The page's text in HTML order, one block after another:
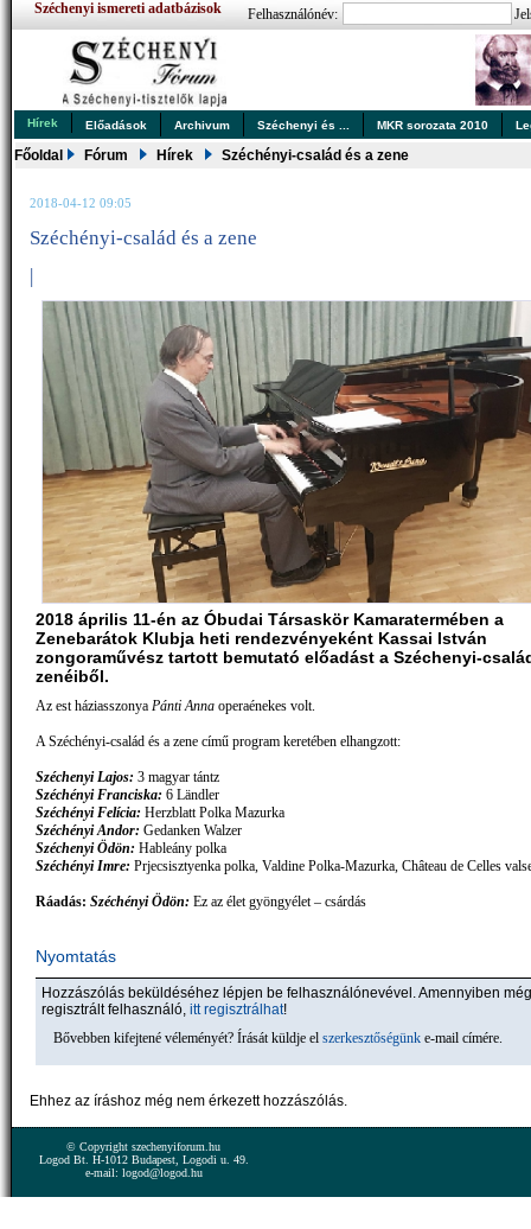
Széchenyi ismereti adatbázisok Felhasználónév:
Hírek Előadások Archivum Széchenyi és ... MKR sorozata 2010
Főoldal Fórum Hírek Széchényi-család és a zene
2018-04-12 09:05
Széchényi-család és a zene
|
2018 április 11-én az Óbudai Társaskör Kamaratermében a
Zenebarátok Klubja heti rendezvényeként Kassai István
zongoraművész tartott bemutató előadást a Széchenyi-
zenéiből.
Az est háziasszonya Pánti Anna operaénekes volt.
A Széchényi-család és a zene című program keretében elhangzott:
Széchenyi Lajos: 3 magyar tántz
Széchényi Franciska: 6 Ländler
Széchényi Felícia: Herzblatt Polka Mazurka
Széchényi Andor: Gedanken Walzer
Széchenyi Ödön: Hableány polka
Széchényi Imre: Prjecsisztyenka polka, Valdine Polka-Mazurka, Château de Celles
Ráadás: Széchényi Ödön: Ez az élet gyöngyélet – csárdás
Nyomtatás
Hozzászólás beküldéséhez lépjen be felhasználónevével. Amennyiben
regisztrált felhasználó, itt regisztrálhat!
Bővebben kifejtené véleményét? Írását küldje el szerkesztőségünk e-mail címére.
Ehhez az íráshoz még nem érkezett hozzászólás.
© Copyright szechenyiforum.hu
Logod Bt. H-1012 Budapest, Logodi u. 49.
e-mail: logod@logod.hu